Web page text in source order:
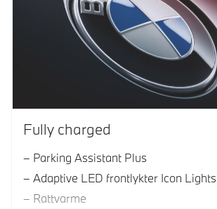
Fully charged
Parking Assistant Plus
Adaptive LED frontlykter Icon Lights
Rattvarme